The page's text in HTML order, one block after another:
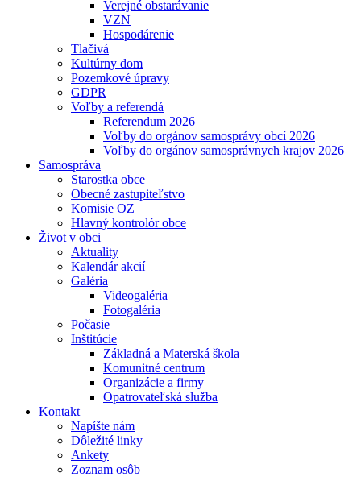
Verejné obstarávanie
VZN
Hospodárenie
Tlačivá
Kultúrny dom
Pozemkové úpravy
GDPR
Voľby a referendá
Referendum 2026
Voľby do orgánov samosprávy obcí 2026
Voľby do orgánov samosprávnych krajov 2026
Samospráva
Starostka obce
Obecné zastupiteľstvo
Komisie OZ
Hlavný kontrolór obce
Život v obci
Aktuality
Kalendár akcií
Galéria
Videogaléria
Fotogaléria
Počasie
Inštitúcie
Základná a Materská škola
Komunitné centrum
Organizácie a firmy
Opatrovateľská služba
Kontakt
Napíšte nám
Dôležité linky
Ankety
Zoznam osôb